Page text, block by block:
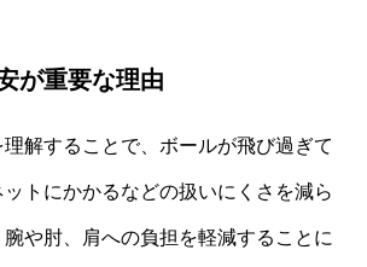
が重要な理由
解することで、ボールが飛び過ぎて
トにかかるなどの扱いにくさを減ら
や肘、肩への負担を軽減することに